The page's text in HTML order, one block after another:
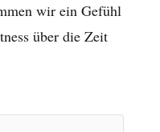
wir ein Gefühl
über die Zeit